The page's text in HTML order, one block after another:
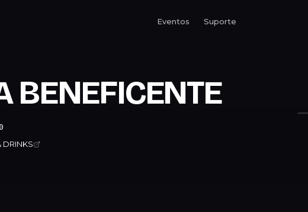
Eventos Suporte
BENEFICENTE
DRINKS